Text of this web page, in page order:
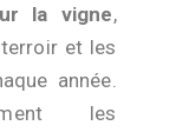
la vigne,
et les
année.
les